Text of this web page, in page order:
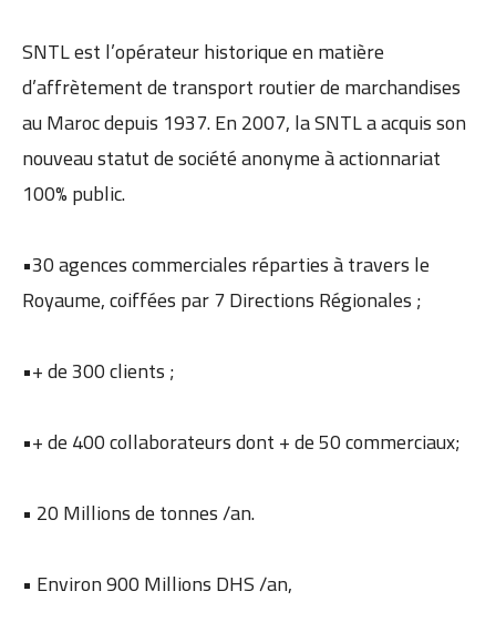
SNTL est l’opérateur historique en matière
d’affrètement de transport routier de marchandises
au Maroc depuis 1937. En 2007, la SNTL a acquis son
nouveau statut de société anonyme à actionnariat
100% public.
•30 agences commerciales réparties à travers le
Royaume, coiffées par 7 Directions Régionales ;
•+ de 300 clients ;
•+ de 400 collaborateurs dont + de 50 commerciaux;
• 20 Millions de tonnes /an.
• Environ 900 Millions DHS /an,